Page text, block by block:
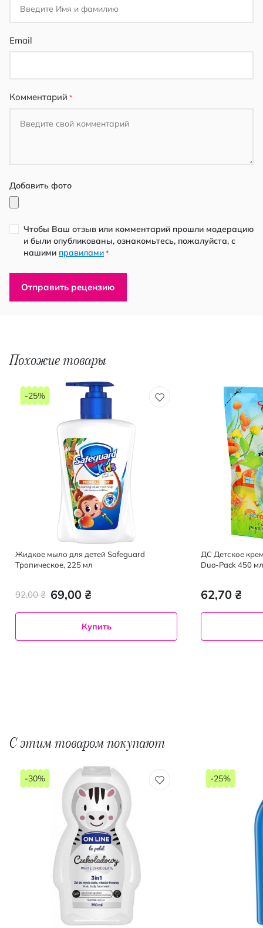
Email
Комментарий
Добавить фото
Чтобы Ваш отзыв или комментарий прошли модерацию
и были опубликованы, ознакомьтесь, пожалуйста, с
нашими правилами *
Отправить рецензию
Похожие товары
Жидкое мыло для детей Safeguard
Тропическое, 225 мл
69,00 ₴
92,00 ₴
-25%
Купить
ДС Детское
Duo-Pack 450 мл
62,70 ₴
С этим товаром покупают
-30% -25%